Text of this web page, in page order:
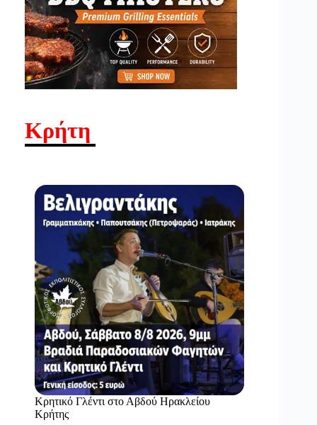
Κρήτη
Κρητικό Γλέντι στο Αβδού Ηρακλείου
Κρήτης